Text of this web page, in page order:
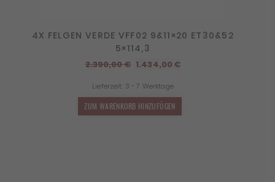
4X FELGEN VERDE VFF02 9&11×20 ET30&52
5×114,3
2.390,00€ Ursprünglicher
war:
2.390,00 €
1.434,00€Aktueller
Lieferzeit: 3 - 7 Werktage
ZUM WARENKORB HINZUFÜGEN